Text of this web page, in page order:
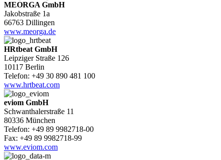
MEORGA GmbH
Jakobstraße 1a
66763 Dillingen
www.meorga.de
HRtbeat GmbH
Leipziger Straße 126
10117 Berlin
Telefon: +49 30 890 481 100
www.hrtbeat.com
eviom GmbH
Schwanthalerstraße 11
80336 München
Telefon: +49 89 9982718-00
Fax: +49 89 9982718-99
www.eviom.com